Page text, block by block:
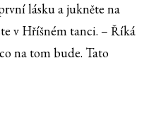
lásku a jukněte na
v Hříšném tanci. – Říká
na tom bude. Tato